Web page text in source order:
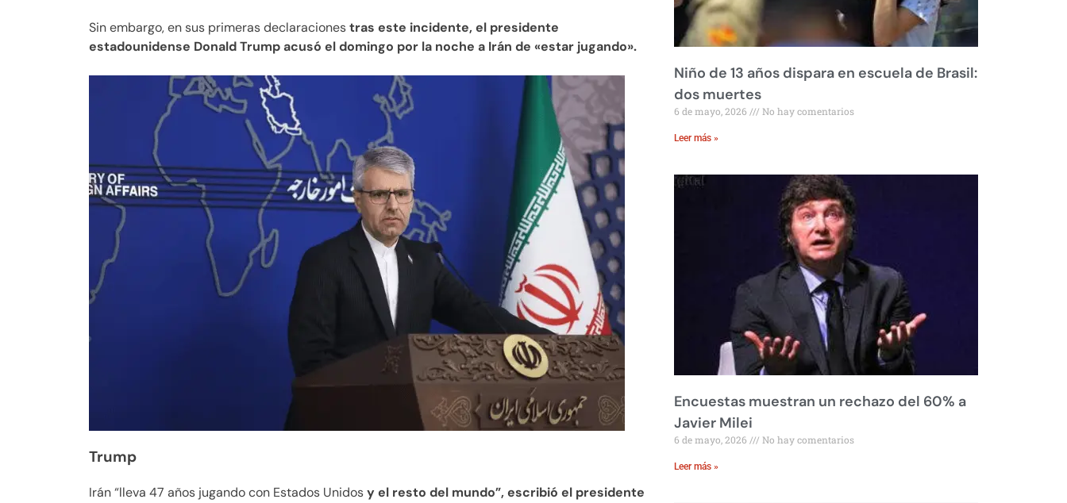
Sin embargo, en sus primeras declaracionestras este incidente, el presidente
estadounidense Donald Trump acusó el domingo por la noche a Irán de «estar jugando».
Trump
Irán “lleva 47 años jugando con Estados Unidosy el resto del mundo”, escribió el presidente
Niño de 13 años dispara en escuela de Brasil:
dos muertes
6 de mayo, 2026 No hay comentarios
Leer más »
Encuestas muestran un rechazo del 60% a
Javier Milei
6 de mayo, 2026 No hay comentarios
Leer más »